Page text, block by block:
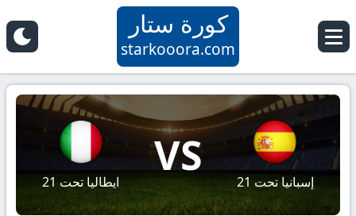
كورة ستار
starkooora.com
إسبانيا تحت 21
VS
ايطاليا تحت 21